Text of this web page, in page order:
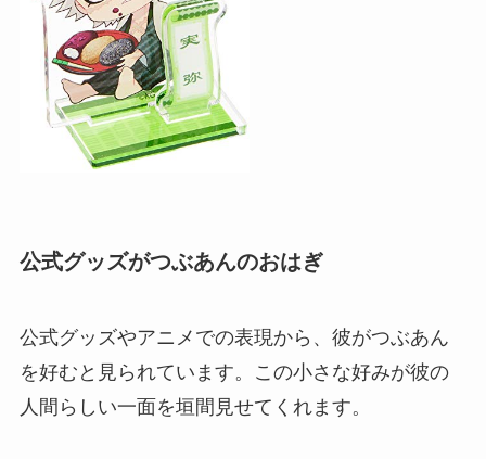
公式グッズがつぶあんのおはぎ
公式グッズやアニメでの表現から、彼がつぶあん
を好むと見られています。この小さな好みが彼の
人間らしい一面を垣間見せてくれます。